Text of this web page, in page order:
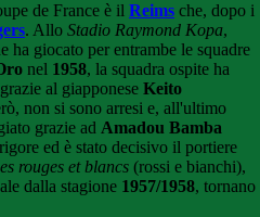
de France è il Reims che, dopo i
. Allo Stadio Raymond Kopa,
ha giocato per entrambe le squadre
nel 1958, la squadra ospite ha
al giapponese Keito
non si sono arresi e, all'ultimo
grazie ad Amadou Bamba
ed è stato decisivo il portiere
rouges et blancs (rossi e bianchi),
dalla stagione 1957/1958, tornano